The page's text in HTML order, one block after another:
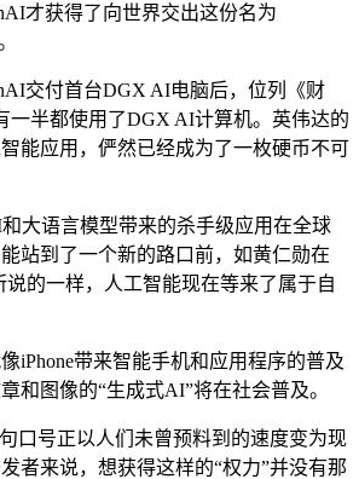
才获得了向世界交出这份名为
交付首台DGX AI电脑后，位列《财
一半都使用了DGX AI计算机。英伟达的
能应用，俨然已经成为了一枚硬币不可
语言模型带来的杀手级应用在全球
站到了一个新的路口前，如黄仁勋在
说的一样，人工智能现在等来了属于自
带来智能手机和应用程序的普及
和图像的“生成式AI”将在社会普及。
号正以人们未曾预料到的速度变为现
者来说，想获得这样的“权力”并没有那